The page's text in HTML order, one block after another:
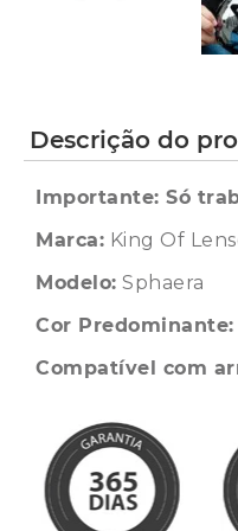
Descrição do
Importante: Só
Marca: King Of
Modelo: Sphaera
Cor Predominante:
Compatível com